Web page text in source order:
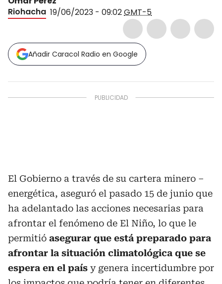
Riohacha 19/06/2023 - 09:02GMT-5
Añadir Caracol Radio en Google
El Gobierno a través de su cartera minero –
energética, aseguró el pasado 15 de junio que
ha adelantado las acciones necesarias para
afrontar el fenómeno de El Niño, lo que le
permitió asegurar que está preparado para
afrontar la situación climatológica que se
espera en el país y genera incertidumbre por